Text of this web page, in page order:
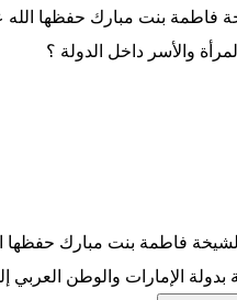
فاطمة بنت مبارك حفظها الله
والأسر داخل الدولة ؟
فاطمة بنت مبارك حفظها
بدولة الإمارات والوطن العربي